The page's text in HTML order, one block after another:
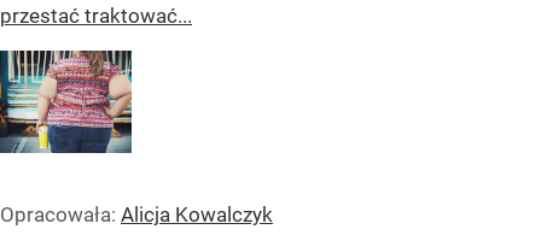
przestać traktować...
Opracowała: Alicja Kowalczyk